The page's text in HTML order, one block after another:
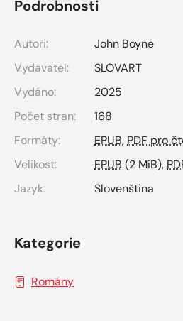
Podrobnosti
Autoři:
John Boyne
Vydavatel:
SLOVART
Vydáno:
2025
Počet stran:
168
Formáty:
EPUB,PDF pro
Velikost:
EPUB (2 MiB),
Jazyk:
Slovenština
Kategorie
Romány